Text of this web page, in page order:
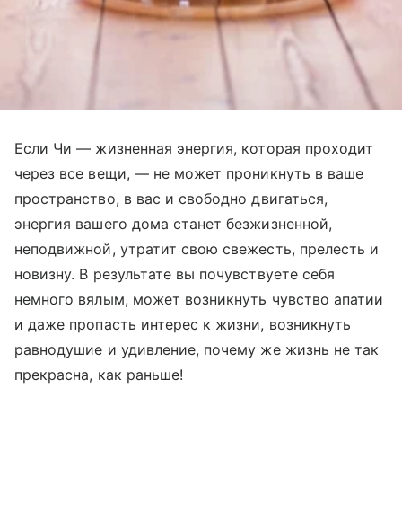
Если Чи — жизненная энергия, которая проходит
через все вещи, — не может проникнуть в ваше
пространство, в вас и свободно двигаться,
энергия вашего дома станет безжизненной,
неподвижной, утратит свою свежесть, прелесть и
новизну. В результате вы почувствуете себя
немного вялым, может возникнуть чувство апатии
и даже пропасть интерес к жизни, возникнуть
равнодушие и удивление, почему же жизнь не так
прекрасна, как раньше!